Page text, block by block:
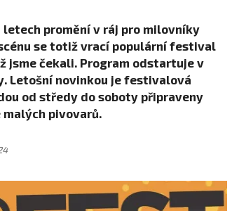
letech promění v ráj pro milovníky
se totiž vrací populární festival
jsme čekali. Program odstartuje v
Letošní novinkou je festivalová
od středy do soboty připraveny
pivovarů.